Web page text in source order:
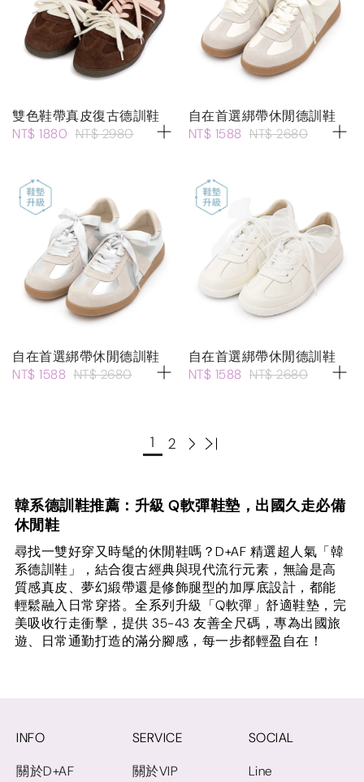
雙色鞋帶真皮復古德訓鞋
NT$ 1880 NT$ 2980
自在首選綁帶休閒德訓鞋
NT$ 1588 NT$ 2680
自在首選綁帶休閒德訓鞋
NT$ 1588 NT$ 2680
自在首選綁帶休閒德訓鞋
NT$ 1588 NT$ 2680
1 2
韓系德訓鞋推薦：升級 Q軟彈鞋墊，出國久走必備
休閒鞋
尋找一雙好穿又時髦的休閒鞋嗎？D+AF 精選超人氣「韓
系德訓鞋」，結合復古經典與現代流行元素，無論是高
質感真皮、夢幻緞帶還是修飾腿型的加厚底設計，都能
輕鬆融入日常穿搭。全系列升級「Q軟彈」舒適鞋墊，完
美吸收行走衝擊，提供 35-43 友善全尺碼，專為出國旅
遊、日常通勤打造的滿分腳感，每一步都輕盈自在！
INFO
關於D+AF
SERVICE
關於VIP
SOCIAL
Line